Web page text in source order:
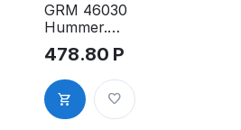
GRM 46030
Hummer.
Оснастка
для печати в
боксе, д.30
мм, корпус
синий
478.80 Р